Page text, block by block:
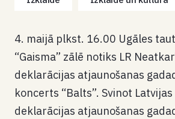
4. maijā plkst. 16.00 Ugāles
“Gaisma” zālē notiks LR
deklarācijas atjaunošanas
koncerts “Balts”. Svinot
deklarācijas atjaunošanas